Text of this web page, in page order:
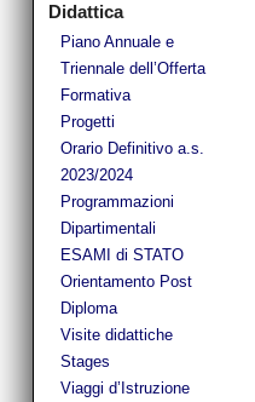
Didattica
Piano Annuale e
Triennale dell’Offerta
Formativa
Progetti
Orario Definitivo a.s.
2023/2024
Programmazioni
Dipartimentali
ESAMI di STATO
Orientamento Post
Diploma
Visite didattiche
Stages
Viaggi d’Istruzione